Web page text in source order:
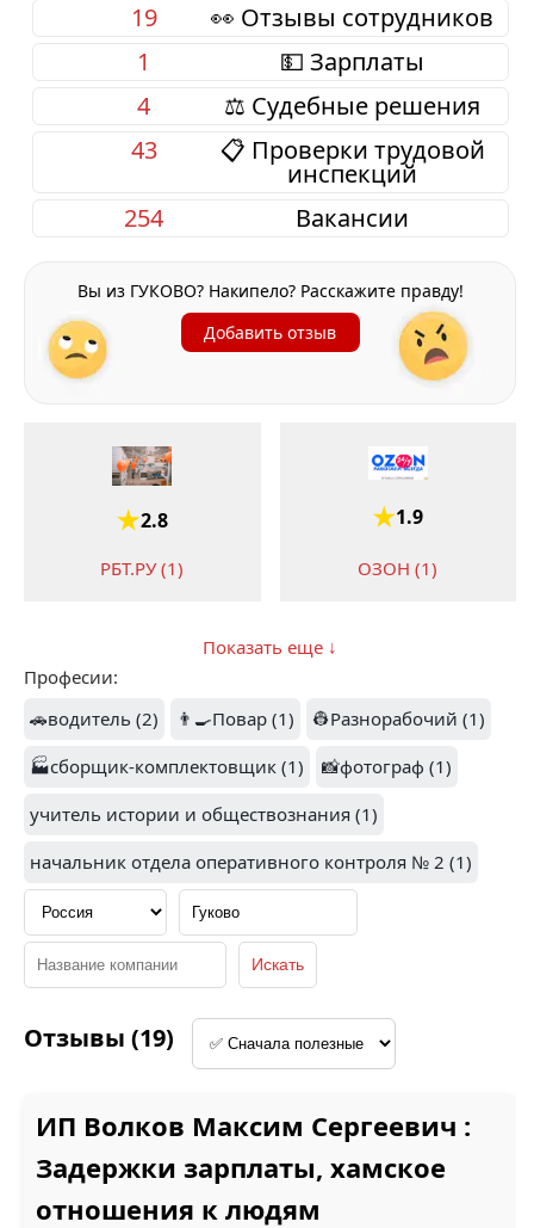
👀 Отзывы сотрудников
19
💵 Зарплаты
1
⚖️ Судебные решения
4
📋 Проверки трудовой
инспекций
43
Вакансии
254
Вы из ГУКОВО? Накипело? Расскажите правду!
Добавить отзыв
2.8
РБТ.РУ (1)
1.9
ОЗОН (1)
РОСПРОМ (1) 220 ВОЛЬТ (1)
1
ПОБЕДА (1)
SLG (1) РАДАР ММС (1)
Показать еще ↓
Професии:
🚗водитель (2)
👨‍🍳Повар (1)
👷Разнорабочий (1)
🏭сборщик-комплектовщик (1)
📸фотограф (1)
учитель истории и обществознания (1)
начальник отдела оперативного контроля № 2 (1)
Отзывы (19)
ИП Волков Максим Сергеевич :
Задержки зарплаты, хамское
отношения к людям